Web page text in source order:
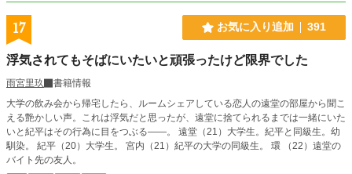
17 お気に入り追加 391
浮気されてもそばにいたいと頑張ったけど限界でした
雨宮里玖
書籍情報
大学の飲み会から帰宅したら、ルームシェアしている恋人の遠堂の部屋から聞こ
える艶かしい声。これは浮気だと思ったが、遠堂に捨てられるまでは一緒にいた
いと紀平はその行為に目をつぶる——。 遠堂（21）大学生。紀平と同級生。幼
馴染。 紀平（20）大学生。 宮内（21）紀平の大学の同級生。 環 （22）遠堂の
バイト先の友人。